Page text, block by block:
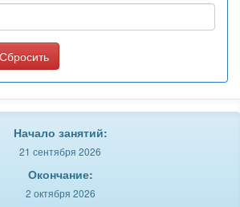
Начало занятий:
21 сентября 2026
Окончание:
2 октября 2026